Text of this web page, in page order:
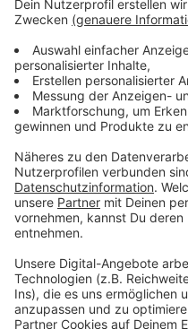
Lifestyle oder
Zum
Du möchtest